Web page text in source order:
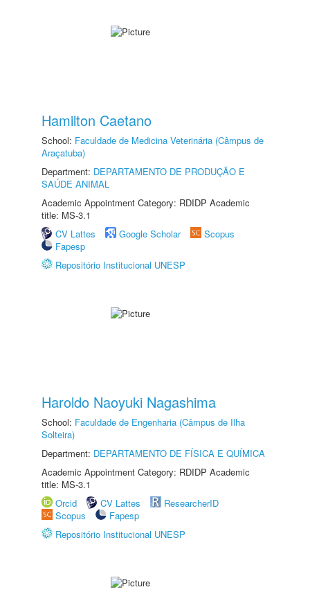
Hamilton Caetano
School: Faculdade de Medicina Veterinária (Câmpus de
Araçatuba)
Department: DEPARTAMENTO DE PRODUÇÃO E
SAÚDE ANIMAL
Academic Appointment Category: RDIDP Academic
title: MS-3.1
CV Lattes
Google Scholar
Scopus
Fapesp
Repositório Institucional UNESP
Haroldo Naoyuki Nagashima
School: Faculdade de Engenharia (Câmpus de Ilha
Solteira)
Department: DEPARTAMENTO DE FÍSICA E QUÍMICA
Academic Appointment Category: RDIDP Academic
title: MS-3.1
Orcid
CV Lattes
ResearcherID
Scopus
Fapesp
Repositório Institucional UNESP